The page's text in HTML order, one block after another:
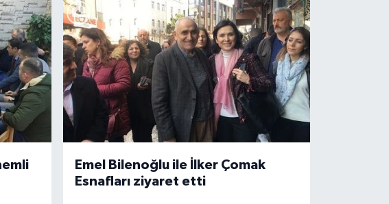
Emel Bilenoğlu ile İlker Çomak
Esnafları ziyaret etti